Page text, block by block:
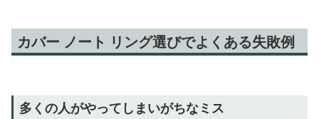
カバー ノート リング選びでよくある失敗例
多くの人がやってしまいがちなミス